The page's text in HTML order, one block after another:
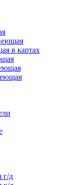
в картах
г/д